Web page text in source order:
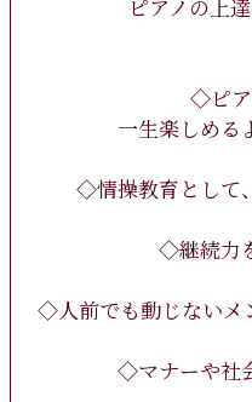
ピアノの上
◇ピア
一生楽しめる
◇情操教育として
◇継続力
◇人前でも動じないメ
◇マナーや社